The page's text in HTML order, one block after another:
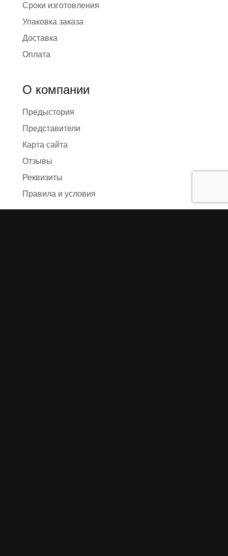
Сроки изготовления
Упаковка заказа
Доставка
Оплата
О компании
Предыстория
Представители
Карта сайта
Отзывы
Реквизиты
Правила и условия